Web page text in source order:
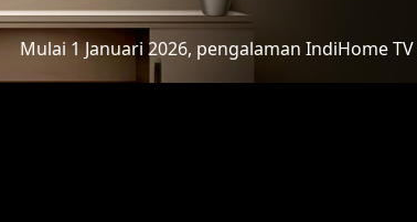
Mulai 1 Januari 2026, pengalaman IndiHome TV